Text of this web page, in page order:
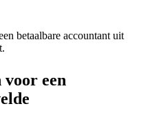
betaalbare accountant uit
voor een